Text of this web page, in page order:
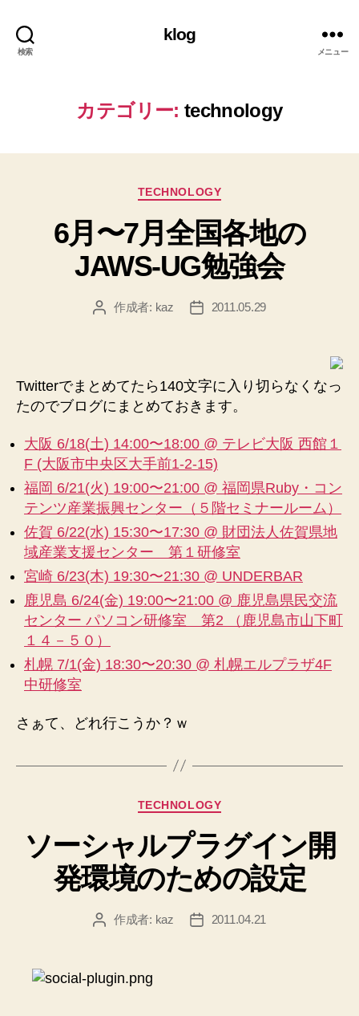
検索
klog
メニュー
カテゴリー: technology
カ
ゴ
リ
ー
TECHNOLOGY
6月〜7月全国各地の
JAWS-UG勉強会
投 作成者: kaz
投
2011.05.29
Twitterでまとめてたら140文字に入り切らなくなっ
たのでブログにまとめておきます。
大阪 6/18(土) 14:00〜18:00 @ テレビ大阪 西館１
F (大阪市中央区大手前1-2-15)
福岡 6/21(火) 19:00〜21:00 @ 福岡県Ruby・コン
テンツ産業振興センター（５階セミナールーム）
佐賀 6/22(水) 15:30〜17:30 @ 財団法人佐賀県地
域産業支援センター 第１研修室
宮崎 6/23(木) 19:30〜21:30 @ UNDERBAR
鹿児島 6/24(金) 19:00〜21:00 @ 鹿児島県民交流
センター パソコン研修室 第2 （鹿児島市山下町
１４－５０）
札幌 7/1(金) 18:30〜20:30 @ 札幌エルプラザ4F
中研修室
さぁて、どれ行こうか？ｗ
カ
ゴ
リ
ー
TECHNOLOGY
ソーシャルプラグイン開
発環境のための設定
投 作成者: kaz
投
2011.04.21